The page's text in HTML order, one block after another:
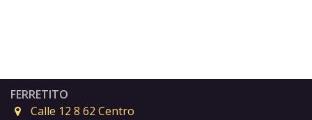
FERRETITO
Calle 12 8 62 Centro